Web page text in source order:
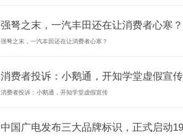
强弩之末，一汽丰田还在让消费者心寒？
强弩之末，一汽丰田还在让消费者心寒？
消费者投诉：小鹅通，开知学堂虚假宣传
消费者投诉：小鹅通，开知学堂虚假宣传
中国广电发布三大品牌标识，正式启动